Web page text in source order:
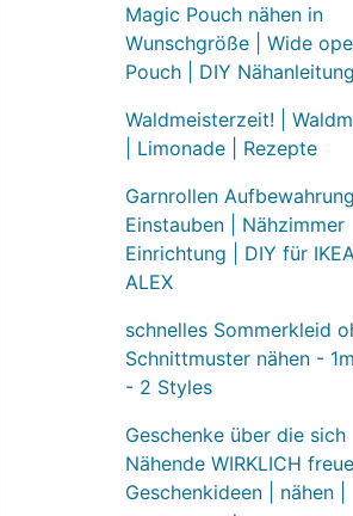
Magic Pouch nähen in
Wunschgröße | Wide
Pouch | DIY Nähanleitung
Waldmeisterzeit! |
| Limonade | Rezepte
Garnrollen
Einstauben | Nähzimmer
Einrichtung | DIY für IKEA
ALEX
schnelles Sommerkleid
Schnittmuster nähen -
- 2 Styles
Geschenke über die sich
Nähende WIRKLICH
Geschenkideen | nähen |